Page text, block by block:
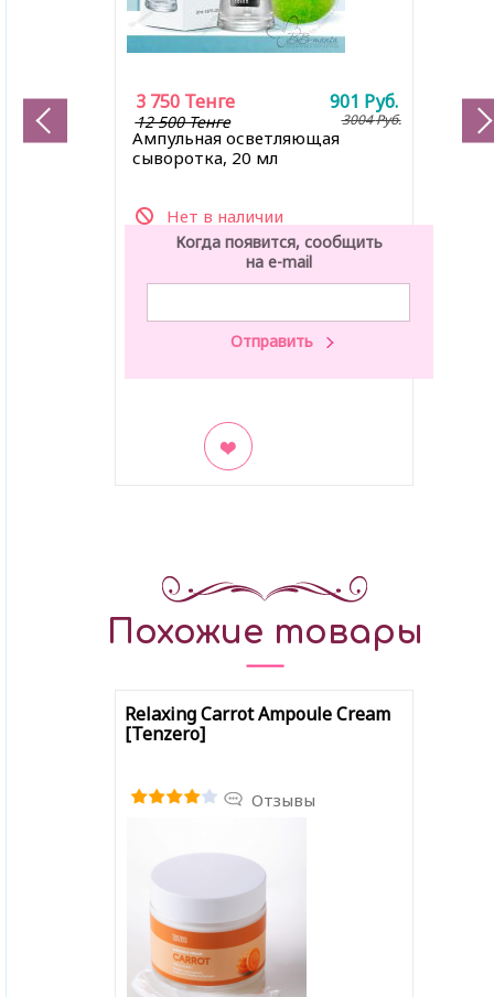
Ампульная осветляющая
сыворотка, 20 мл
Нет в наличии
3 750 Тенге 901 Руб.
12 500 Тенге 3004Руб.
Когда появится, сообщить
на e-mail
Похожие товары
Relaxing Carrot Ampoule Cream
[Tenzero]
Отзывы